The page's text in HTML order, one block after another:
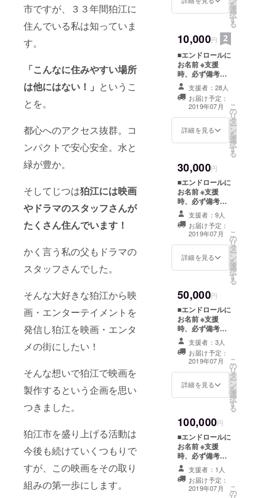
市ですが、３３年間狛江に
住んでいる私は知っていま
す。
「こんなに住みやすい場所
は他にはない！」 というこ
とを。
都心へのアクセス抜群。コ
ンパクトで安心安全。水と
緑が豊か。
そしてじつは狛江には映画
やドラマのスタッフさんが
たくさん住んでいます！
かく言う私の父もドラマの
スタッフさんでした。
そんな大好きな狛江から映
画・エンターテイメントを
発信し狛江を映画・エンタ
メの街にしたい！
そんな想いで狛江で映画を
製作するという企画を思い
つきました。
狛江市を盛り上げる活動は
今後も続けていくつもりで
すが、この映画をその取り
組みの第一歩にします。
トに出演し
ながら
目指す。
を
選
択
す
る
10,000円
■エンドロールに
お名前 ※支援
時、必ず備考欄
にご希望のお名
前をご記入くだ
さい。記入のな
い場合はFAAVO
by CAMPFIRE
ユーザー名を掲
ラ優先参加権 撮
影期間は、8月
19日～25日の間
を予定していま
す。参加の流
れ、日程につい
ては、別途ご報
告します。 ■特
別試写会ご招待
（2020年春頃）
映画完成後
（2020年1月見
ます。日程につ
いては、別途ご
報告します。
支援者：28人
お届け予定：
2019年07月
詳細を見る
こ
の
リ
タ
ー
ン
を
選
択
す
る
30,000円
■エンドロールに
お名前 ※支援
時、必ず備考欄
にご希望のお名
前をご記入くだ
さい。記入のな
い場合はFAAVO
by CAMPFIRE
ユーザー名を掲
ラ優先参加権
（ご希望される
方のみで、必須
ではありませ
ん） 撮影期間
は、8月19日～
25日の間を予定
しています。参
加の流れ、日程
については、別
途ご報告しま
す。 ■特別試写
年春頃を予定）
映画完成後
（2020年1月見
込み）に開催し
ます。日程につ
いては、別途ご
報告します。
支援者：9人
お届け予定：
2019年07月
詳細を見る
こ
の
リ
タ
ー
ン
を
選
択
す
る
50,000円
■エンドロールに
お名前 ※支援
時、必ず備考欄
にご希望のお名
前をご記入くだ
さい。記入のな
い場合はFAAVO
by CAMPFIRE
ユーザー名を掲
を希望される方
は、データをご
支給いただきま
す。クラウド
ファンディング
終了後に別途ご
連絡させていた
だきます。 ■エ
支援者：3人
お届け予定：
2019年07月
詳細を見る
こ
の
リ
タ
ー
ン
を
選
択
す
る
100,000円
■エンドロールに
お名前 ※支援
時、必ず備考欄
にご希望のお名
前をご記入くだ
さい。記入のな
い場合はFAAVO
支援者：1人
お届け予定：
2019年07月
こ
の